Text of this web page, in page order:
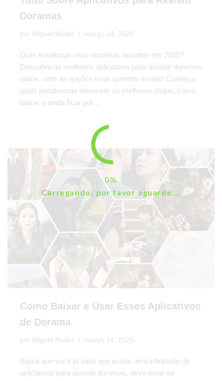
Carregando, por favor aguarde...
Doramas
por Miguel Muller março 14, 2025
Quer maratonar seus doramas favoritos em 2025?
Descubra os melhores aplicativos para assistir doramas
online, com as opções mais quentes do ano! Conheça
quais plataformas oferecem os melhores títulos, como
baixar e ainda ficar por…
Como Baixar e Usar Esses Aplicativos
de Dorama
por Miguel Muller março 14, 2025
Agora que você já sabe que existe uma infinidade de
aplicativos para assistir doramas, deve estar se